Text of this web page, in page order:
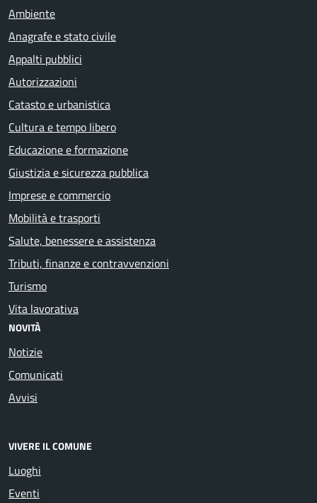
Ambiente
Anagrafe e stato civile
Appalti pubblici
Autorizzazioni
Catasto e urbanistica
Cultura e tempo libero
Educazione e formazione
Giustizia e sicurezza pubblica
Imprese e commercio
Mobilità e trasporti
Salute, benessere e assistenza
Tributi, finanze e contravvenzioni
Turismo
Vita lavorativa
NOVITÀ
Notizie
Comunicati
Avvisi
VIVERE IL COMUNE
Luoghi
Eventi